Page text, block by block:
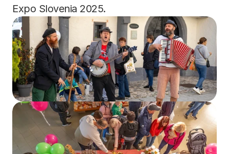
Expo Slovenia 2025.